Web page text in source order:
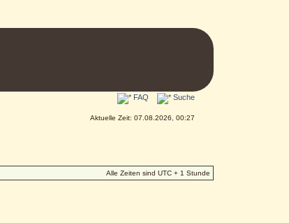
FAQ Suche
Aktuelle Zeit: 07.08.2026, 00:27
Alle Zeiten sind UTC + 1 Stunde